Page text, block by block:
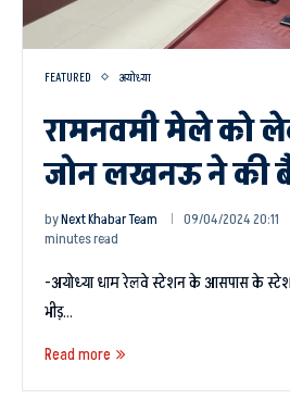
FEATURED अयोध्या
रामनवमी मेले को
जोन लखनऊ ने की
byNext Khabar Team 09/04/2024 20:11
minutes read
-अयोध्या धाम रेलवे स्टेशन के आसपास के
भीड़…
Read more